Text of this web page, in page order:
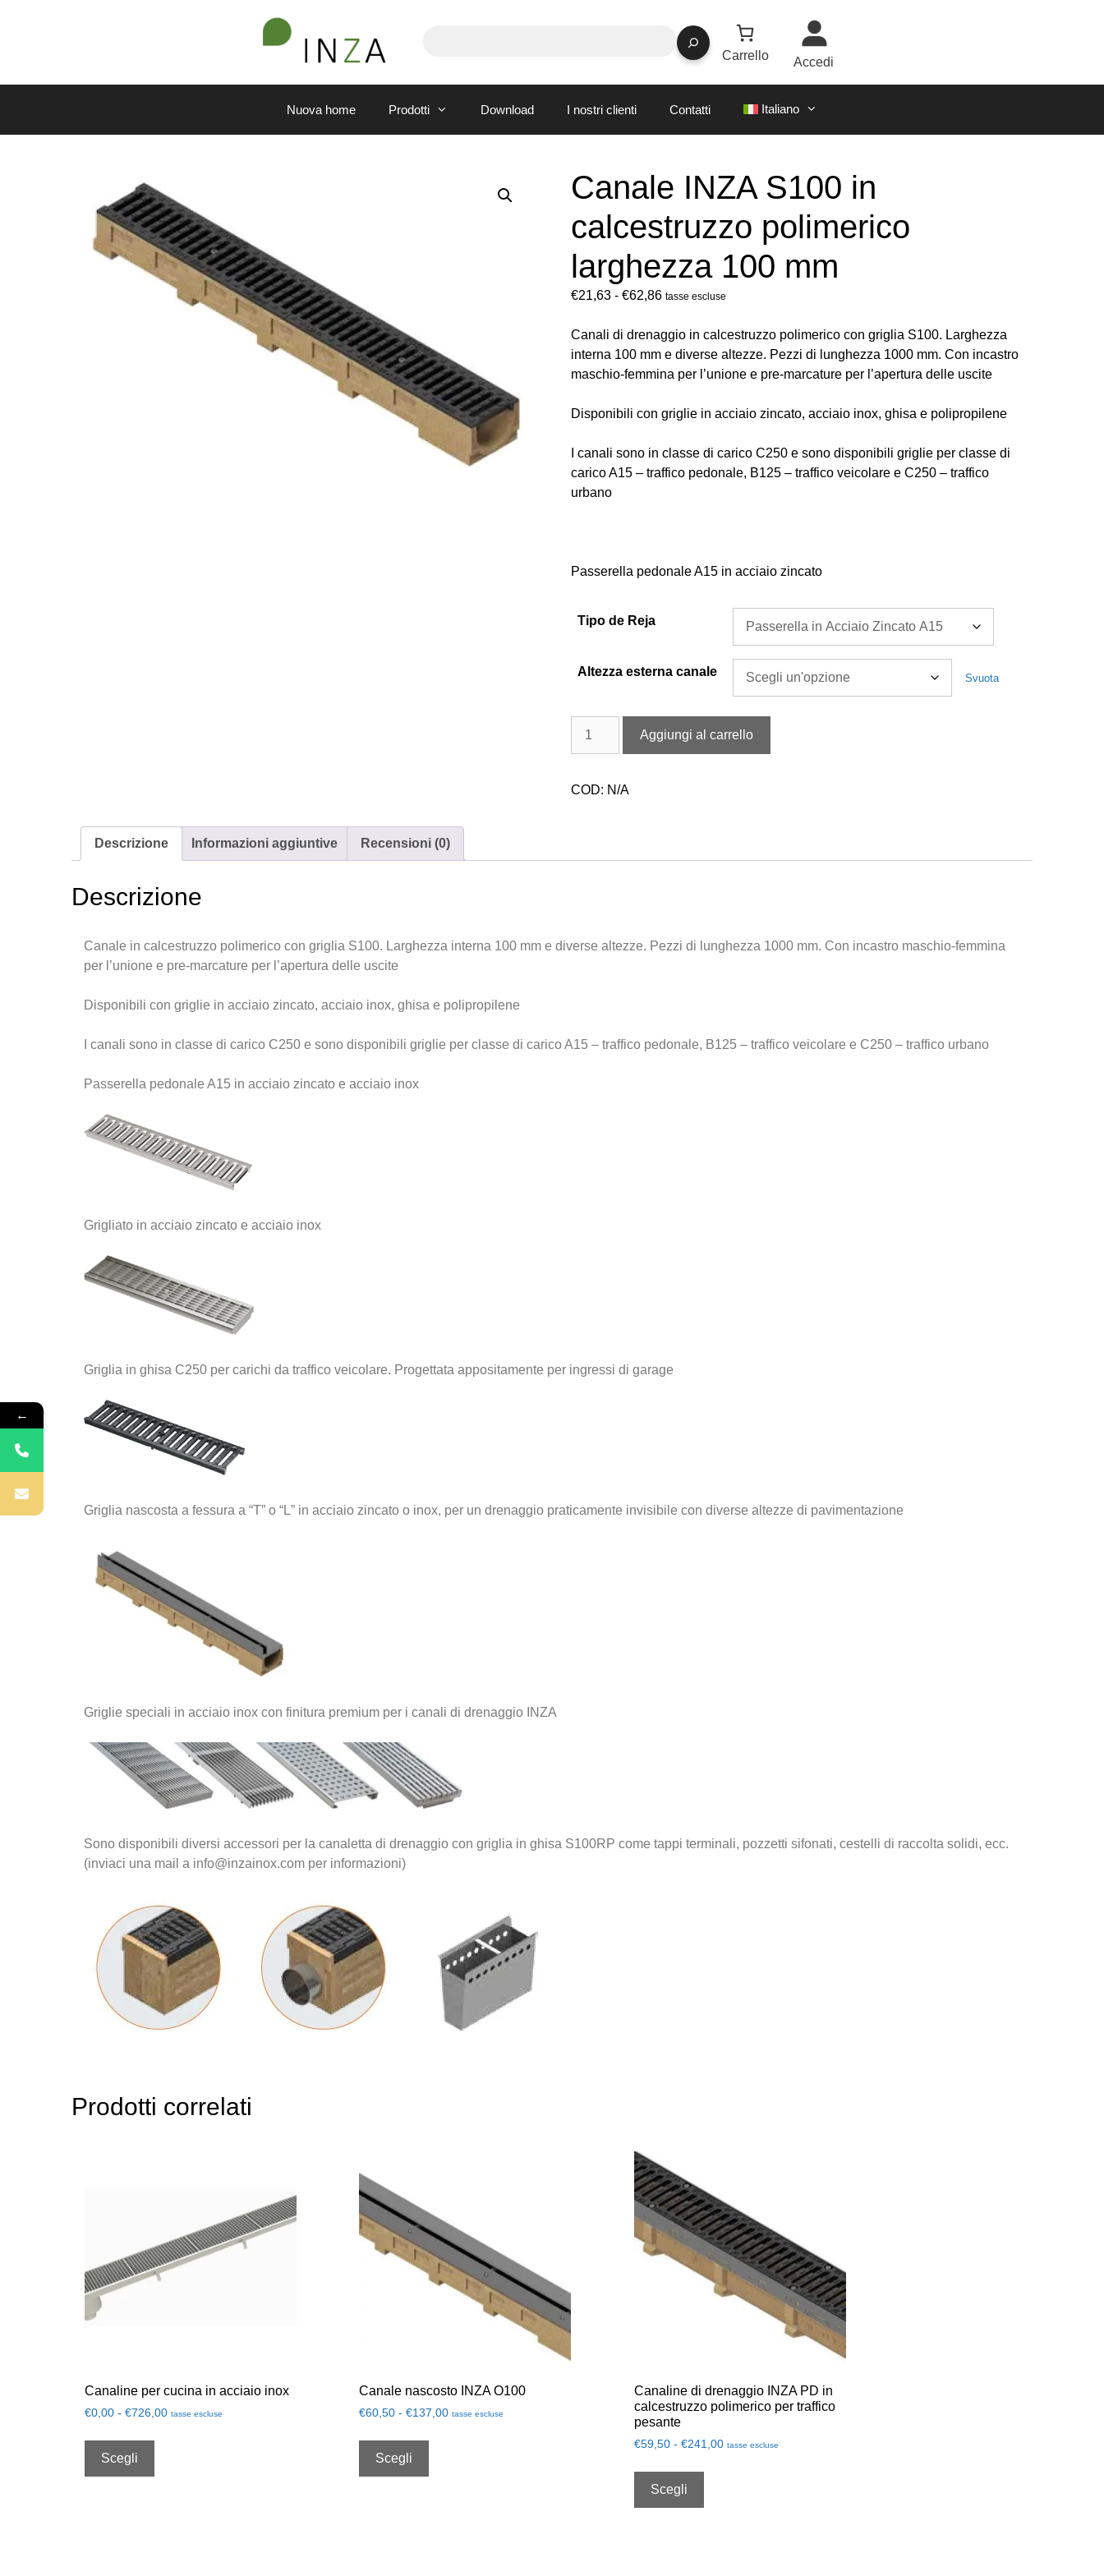
Carrello Accedi
Nuova home Prodotti Download I nostri clienti Contatti Italiano
Canale INZA S100 in
calcestruzzo polimerico
larghezza 100 mm
€21,63 - €62,86 tasse escluse
Canali di drenaggio in calcestruzzo polimerico con griglia S100. Larghezza
interna 100 mm e diverse altezze. Pezzi di lunghezza 1000 mm. Con incastro
maschio-femmina per l’unione e pre-marcature per l’apertura delle uscite
Disponibili con griglie in acciaio zincato, acciaio inox, ghisa e polipropilene
I canali sono in classe di carico C250 e sono disponibili griglie per classe di
carico A15 – traffico pedonale, B125 – traffico veicolare e C250 – traffico
urbano
Passerella pedonale A15 in acciaio zincato
Tipo de Reja
Altezza esterna canale Svuota
Aggiungi al carrello
COD: N/A
Descrizione Informazioni aggiuntive Recensioni (0)
Descrizione
Canale in calcestruzzo polimerico con griglia S100. Larghezza interna 100 mm e diverse altezze. Pezzi di lunghezza 1000 mm. Con incastro maschio-femmina
per l’unione e pre-marcature per l’apertura delle uscite
Disponibili con griglie in acciaio zincato, acciaio inox, ghisa e polipropilene
I canali sono in classe di carico C250 e sono disponibili griglie per classe di carico A15 – traffico pedonale, B125 – traffico veicolare e C250 – traffico urbano
Passerella pedonale A15 in acciaio zincato e acciaio inox
Grigliato in acciaio zincato e acciaio inox
Griglia in ghisa C250 per carichi da traffico veicolare. Progettata appositamente per ingressi di garage
Griglia nascosta a fessura a “T” o “L” in acciaio zincato o inox, per un drenaggio praticamente invisibile con diverse altezze di pavimentazione
Griglie speciali in acciaio inox con finitura premium per i canali di drenaggio INZA
Sono disponibili diversi accessori per la canaletta di drenaggio con griglia in ghisa S100RP come tappi terminali, pozzetti sifonati, cestelli di raccolta solidi, ecc.
(inviaci una mail a info@inzainox.com per informazioni)
Prodotti correlati
Canaline per cucina in acciaio inox
€0,00 - €726,00 tasse escluse
Scegli
Canale nascosto INZA O100
€60,50 - €137,00 tasse escluse
Scegli
Canaline di drenaggio INZA PD in
calcestruzzo polimerico per traffico
pesante
€59,50 - €241,00 tasse escluse
Scegli
←